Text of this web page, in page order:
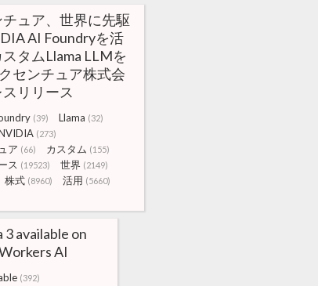
ュア、世界に先駆
AI Foundryを活
タムLlama LLMを
センチュア株式会
リリース
(39) Llama (32)
(273)
ア (66) カスタム (155)
ス (19523) 世界 (2149)
株式 (8960) 活用 (5660)
3 available on
AI
(392)